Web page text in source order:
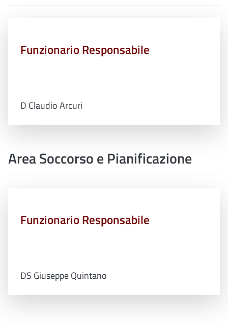
Funzionario Responsabile
D Claudio Arcuri
Area Soccorso e Pianificazione
Funzionario Responsabile
DS Giuseppe Quintano